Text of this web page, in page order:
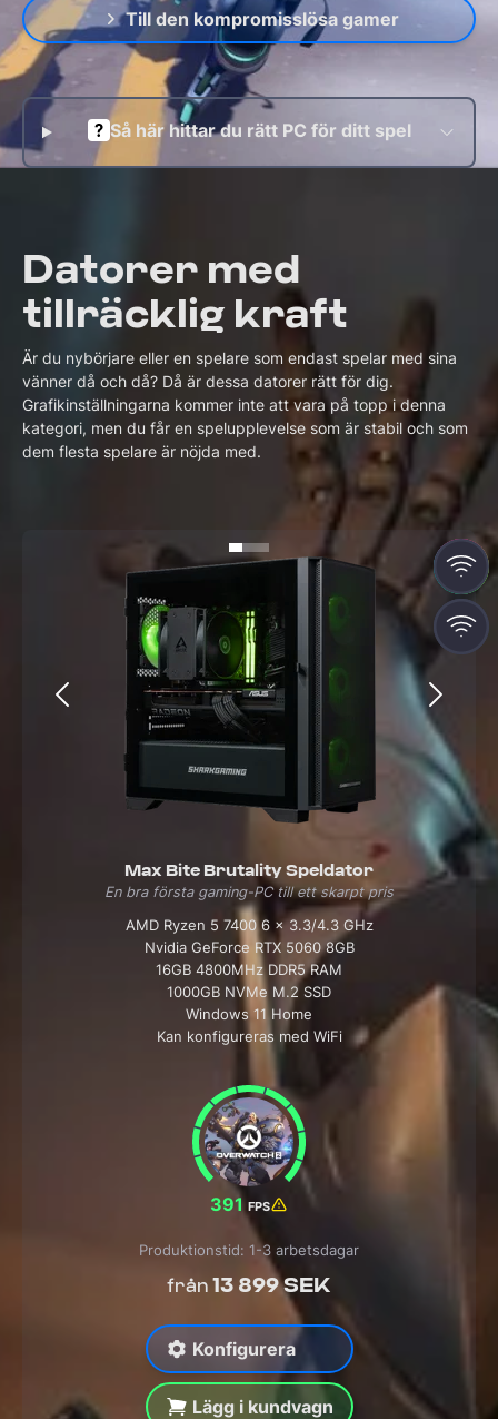
Till den kompromisslösa gamer
Så här hittar du rätt PC för ditt spel
Datorer med
tillräcklig kraft
Är du nybörjare eller en spelare som endast spelar med sina
vänner då och då? Då är dessa datorer rätt för dig.
Grafikinställningarna kommer inte att vara på topp i denna
kategori, men du får en spelupplevelse som är stabil och som
dem flesta spelare är nöjda med.
RGB
Max Bite Brutality Speldator
En bra första gaming-PC till ett skarpt pris
AMD Ryzen 5 7400 6 x 3.3/4.3 GHz
Nvidia GeForce RTX 5060 8GB
16GB 4800MHz DDR5 RAM
1000GB NVMe M.2 SSD
Windows 11 Home
Kan konfigureras med WiFi
391 FPS
från 13 899 SEK
Produktionstid: 1-3 arbetsdagar
Konfigurera
Lägg i kundvagn
RGB